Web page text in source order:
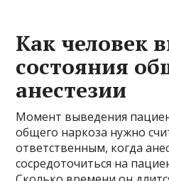
Как человек
состояния
анестезии
Момент выведения
общего наркоза нужно
ответственным, когда
сосредоточиться на